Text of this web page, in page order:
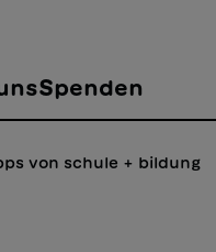
Spenden
von schule + bildung